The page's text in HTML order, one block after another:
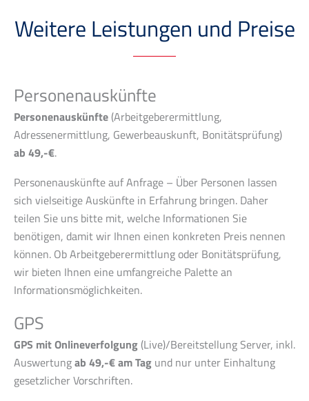
Weitere Leistungen und Preise
Personenauskünfte
Personenauskünfte (Arbeitgeberermittlung,
Adressenermittlung, Gewerbeauskunft, Bonitätsprüfung)
ab 49,-€.
Personenauskünfte auf Anfrage – Über Personen lassen
sich vielseitige Auskünfte in Erfahrung bringen. Daher
teilen Sie uns bitte mit, welche Informationen Sie
benötigen, damit wir Ihnen einen konkreten Preis nennen
können. Ob Arbeitgeberermittlung oder Bonitätsprüfung,
wir bieten Ihnen eine umfangreiche Palette an
Informationsmöglichkeiten.
GPS
GPS mit Onlineverfolgung (Live)/Bereitstellung Server, inkl.
Auswertungab 49,-€ am Tag und nur unter Einhaltung
gesetzlicher Vorschriften.